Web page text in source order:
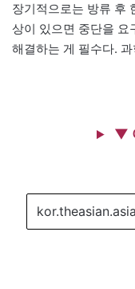
장기적으로는 방류 후
상이 있으면 중단을 요
해결하는 게 필수다.
▼